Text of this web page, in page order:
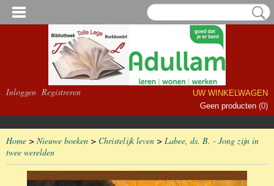
Inloggen Registreren
UW WINKELWAGEN
Geen producten (0)
Home > Nieuwe boeken > Christelijk leven > Labee, ds. B. - Jong zijn in
twee werelden